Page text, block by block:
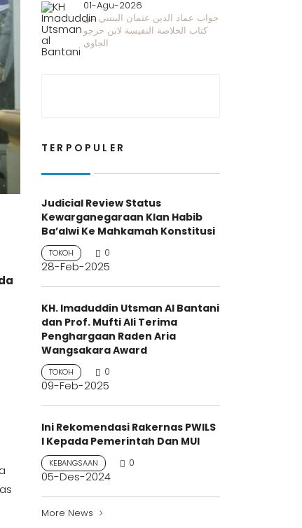
جواب عماد الدين عثمان البنتني عن
كتاب الخلاصة النفيسة لابن حرجو
الجاوي
01-Agu-2026
TERPOPULER
Judicial Review Status
Kewarganegaraan Klan Habib
Ba’alwi Ke Mahkamah Konstitusi
TOKOH 0
28-Feb-2025
KH. Imaduddin Utsman Al Bantani
dan Prof. Mufti Ali Terima
Penghargaan Raden Aria
Wangsakara Award
TOKOH 0
09-Feb-2025
Ini Rekomendasi Rakernas PWILS
I Kepada Pemerintah Dan MUI
KEBANGSAAN 0
05-Des-2024
More News